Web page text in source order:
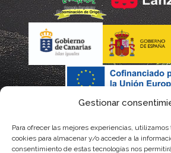
Gestionar
Para ofrecer las mejores experiencias, utilizamos
cookies para almacenar y/o acceder a la
consentimiento de estas tecnologías nos